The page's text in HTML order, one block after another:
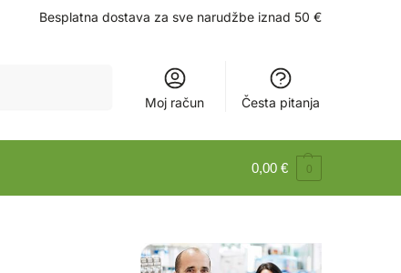
Besplatna dostava za sve narudžbe iznad 50 €
Moj račun Česta pitanja
0,00 € 0